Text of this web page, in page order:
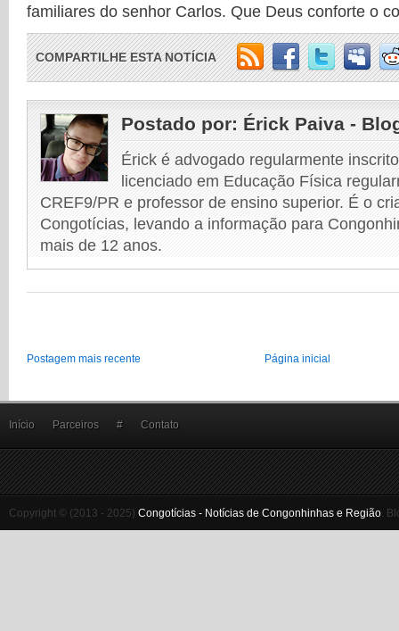
familiares do senhor Carlos. Que Deus conforte o
COMPARTILHE ESTA NOTÍCIA
Postado por: Érick Paiva -
Érick é advogado regularmente
licenciado em Educação Física
CREF9/PR e professor de ensino superior. É o
Congotícias, levando a informação para
mais de 12 anos.
Postagem mais recente Página inicial
Início Parceiros # Contato
Copyright © (2013 - 2025) Congotícias - Notícias de Congonhinhas e Região.